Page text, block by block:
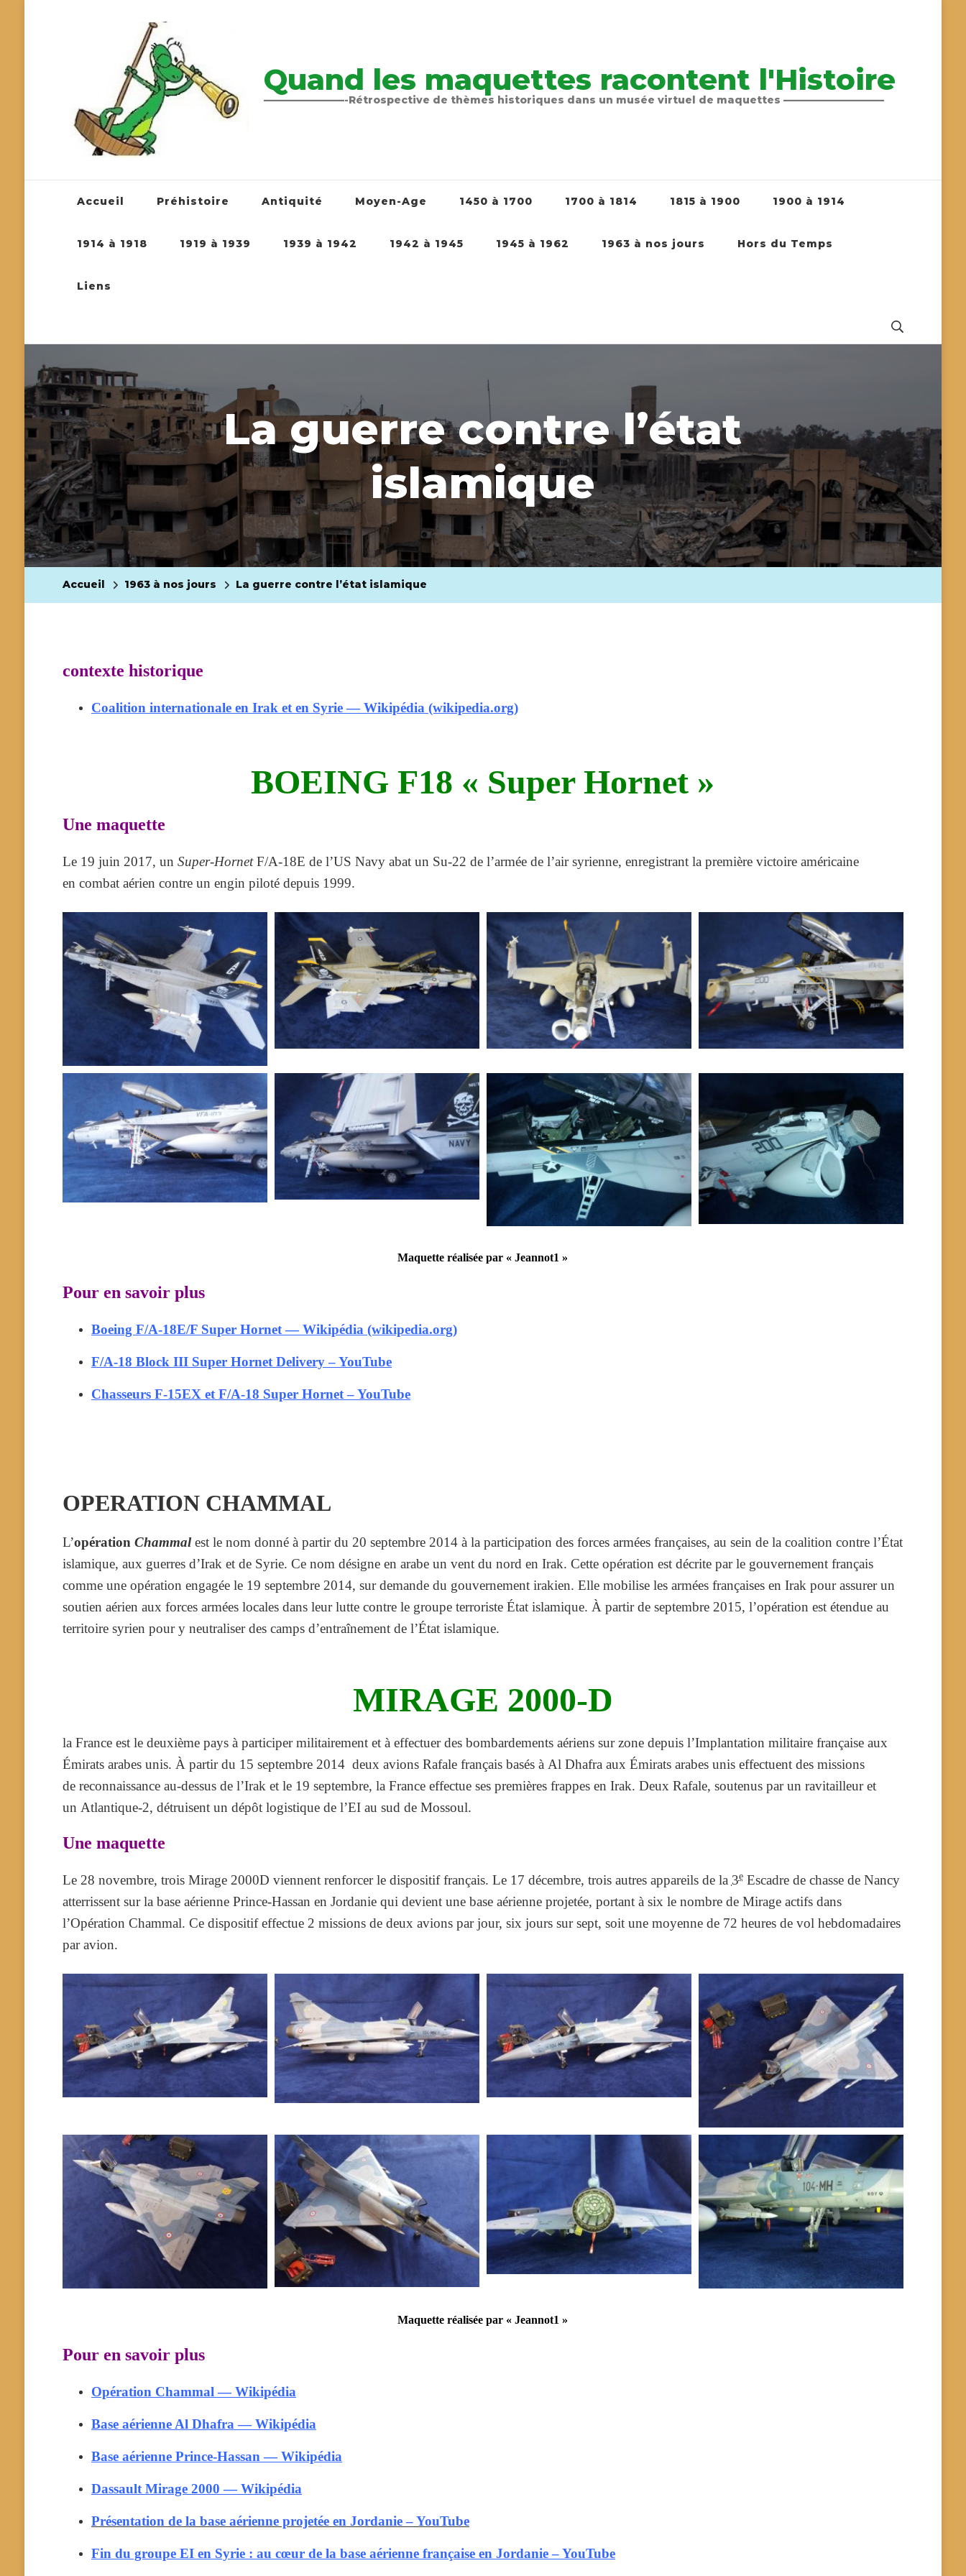
Quand les maquettes racontent l'Histoire
————————-Rétrospective de thèmes historiques dans un musée virtuel de maquettes ——————————
Accueil Préhistoire Antiquité Moyen-Age 1450 à 1700 1700 à 1814 1815 à 1900 1900 à 1914
1914 à 1918 1919 à 1939 1939 à 1942 1942 à 1945 1945 à 1962 1963 à nos jours Hors du Temps
Liens
La guerre contre l’état
islamique
Accueil 1963 à nos jours La guerre contre l’état islamique
contexte historique
Coalition internationale en Irak et en Syrie — Wikipédia (wikipedia.org)
BOEING F18 « Super Hornet »
Une maquette
Le 19 juin 2017, un Super-HornetF/A-18E de l’US Navy abat un Su-22 de l’armée de l’air syrienne, enregistrant la première victoire américaine
en combat aérien contre un engin piloté depuis 1999.
Maquette réalisée par « Jeannot1 »
Pour en savoir plus
Boeing F/A-18E/F Super Hornet — Wikipédia (wikipedia.org)
F/A-18 Block III Super Hornet Delivery – YouTube
Chasseurs F-15EX et F/A-18 Super Hornet – YouTube
OPERATION CHAMMAL
L’opération Chammalest le nom donné à partir du 20 septembre 2014à la participation des forces armées françaises, au sein de la coalition contre l’État
islamique, aux guerres d’Irak et de Syrie. Ce nom désigne en arabe un vent du nord en Irak. Cette opération est décrite par le gouvernement français
comme une opération engagée le 19 septembre 2014, sur demande du gouvernement irakien. Elle mobilise les armées françaises en Irak pour assurer un
soutien aérien aux forces armées locales dans leur lutte contre le groupe terroriste État islamique. À partir de septembre 2015, l’opération est étendue au
territoire syrien pour y neutraliser des camps d’entraînement de l’État islamique.
MIRAGE 2000-D
la France est le deuxième pays à participer militairement et à effectuer des bombardements aériens sur zone depuis l’Implantation militaire française aux
Émirats arabes unis. À partir du 15 septembre 2014 deux avions Rafale français basés à Al Dhafra aux Émirats arabes unis effectuent des missions
de reconnaissance au-dessus de l’Irak et le 19 septembre, la France effectue ses premières frappes en Irak. Deux Rafale, soutenus par un ravitailleur et
un Atlantique-2, détruisent un dépôt logistique de l’EI au sud de Mossoul.
Une maquette
Le 28 novembre, trois Mirage 2000D viennent renforcer le dispositif français. Le 17 décembre, trois autres appareils de la 3eEscadre de chasse de Nancy
atterrissent sur la base aérienne Prince-Hassan en Jordanie qui devient une base aérienne projetée, portant à six le nombre de Mirage actifs dans
l’Opération Chammal. Ce dispositif effectue 2 missions de deux avions par jour, six jours sur sept, soit une moyenne de 72 heures de vol hebdomadaires
par avion.
Maquette réalisée par « Jeannot1 »
Pour en savoir plus
Opération Chammal — Wikipédia
Base aérienne Al Dhafra — Wikipédia
Base aérienne Prince-Hassan — Wikipédia
Dassault Mirage 2000 — Wikipédia
Présentation de la base aérienne projetée en Jordanie – YouTube
Fin du groupe EI en Syrie : au cœur de la base aérienne française en Jordanie – YouTube